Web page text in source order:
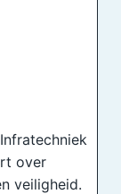
over
veiligheid.